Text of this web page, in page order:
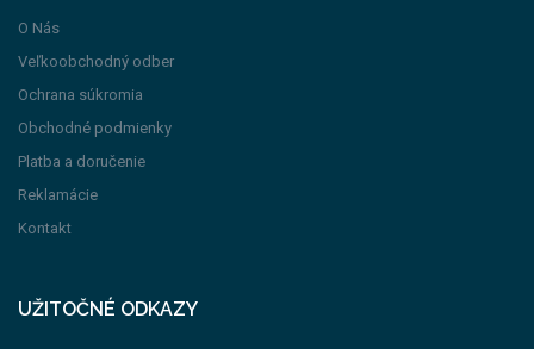
O Nás
Veľkoobchodný odber
Ochrana súkromia
Obchodné podmienky
Platba a doručenie
Reklamácie
Kontakt
UŽITOČNÉ ODKAZY